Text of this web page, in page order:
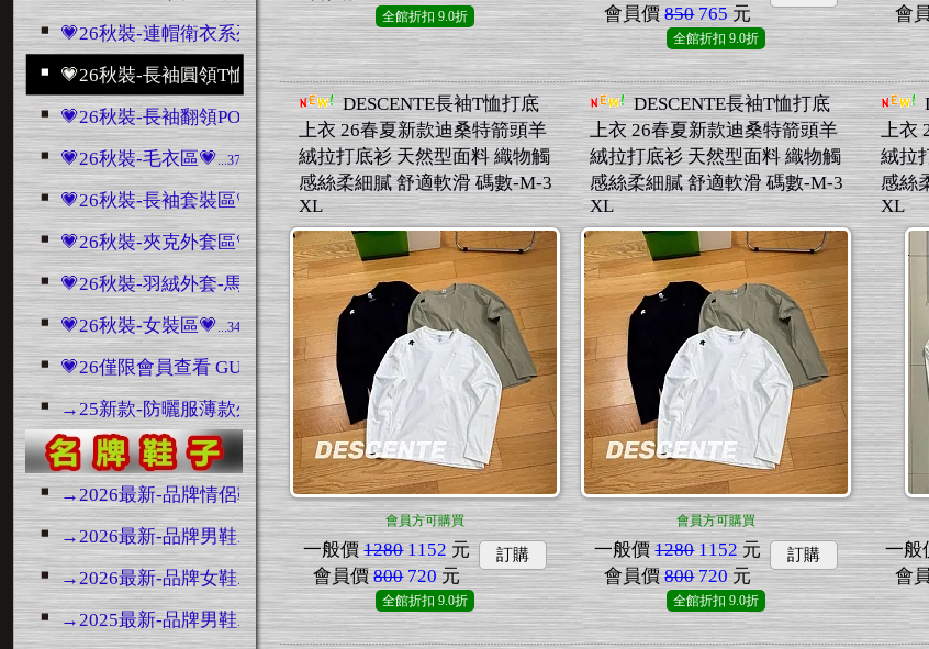
💗26秋裝-連帽衛衣系列💗...768
💗26秋裝-長袖圓領T恤💗...1379
💗26秋裝-長袖翻領POLO衫💗...287
💗26秋裝-毛衣區💗 ...3707
💗26秋裝-長袖套裝區💗...3046
💗26秋裝-夾克外套區💗...4432
💗26秋裝-羽絨外套-馬甲區💗...1489
💗26秋裝-女裝區💗...345
💗26僅限會員查看 GUCCI系列💗 ...10800
→25新款-防曬服薄款外套...196
→2026最新-品牌情侶鞋 ...3133
→2026最新-品牌男鞋...10568
→2026最新-品牌女鞋...5157
→2025最新-品牌男鞋 ...14776
全館折扣 9.0折
會員價 850765元
全館折扣 9.0折
會
DESCENTE長袖T恤打底
上衣 26春夏新款迪桑特箭頭羊
絨拉打底衫 天然型面料 織物觸
感絲柔細膩 舒適軟滑 碼數-M-3
XL
會員方可購買
一般價 12801152 元
會員價 800720元
訂購
全館折扣 9.0折
DESCENTE長袖T恤打底
上衣 26春夏新款迪桑特箭頭羊
絨拉打底衫 天然型面料 織物觸
感絲柔細膩 舒適軟滑 碼數-M-3
XL
會員方可購買
一般價 12801152元
會員價 800720 元
訂購
全館折扣 9.0折
上衣
絨拉
感絲
XL
一般
會